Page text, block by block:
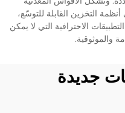
التخزين القابلة للتوسّع،
الاحترافية التي لا يمكن
والموثوقية.
جديدة